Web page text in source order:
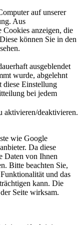
auf unserer
Aus
Cookies anzeigen, die
können Sie in den
ausgeblendet
wurde, abgelehnt
diese Einstellung
bei jedem
aktivieren/deaktivieren.
wie Google
Da diese
Daten von Ihnen
Bitte beachten Sie,
und das
kann. Die
Seite wirksam.